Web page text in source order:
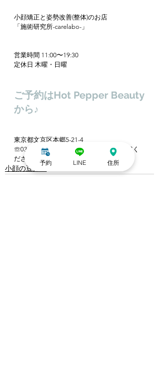
小顔矯正と姿勢改善(整体)のお店
「施術研究所-carelabo-」
営業時間 11:00〜19:30
定休日 木曜・日曜
ご予約はHot Pepper Beauty
から♪
東京都文京区本郷5-21-4
☏0338301120　※営業のご連絡はご遠慮く
ださい
小顔の豆知識
予約 LINE 住所